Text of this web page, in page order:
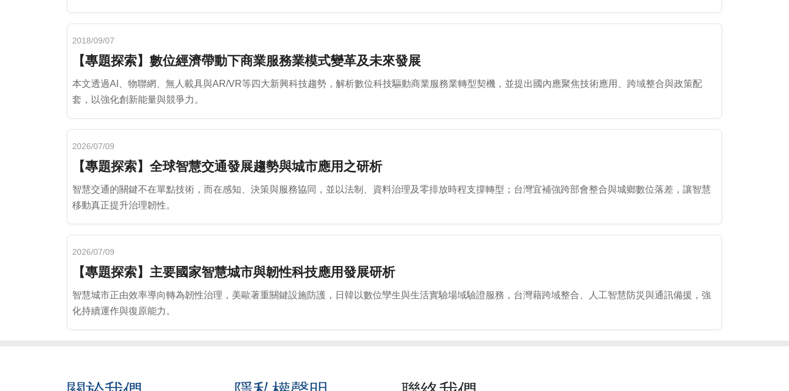
2018/09/07
【專題探索】數位經濟帶動下商業服務業模式變革及未來發展
本文透過AI、物聯網、無人載具與AR/VR等四大新興科技趨勢，解析數位科技驅動商業服務業轉型契機，並提出國內應聚焦技術應用、跨域整合與政策配
套，以強化創新能量與競爭力。
2026/07/09
【專題探索】全球智慧交通發展趨勢與城市應用之研析
智慧交通的關鍵不在單點技術，而在感知、決策與服務協同，並以法制、資料治理及零排放時程支撐轉型；台灣宜補強跨部會整合與城鄉數位落差，讓智慧
移動真正提升治理韌性。
2026/07/09
【專題探索】主要國家智慧城市與韌性科技應用發展研析
智慧城市正由效率導向轉為韌性治理，美歐著重關鍵設施防護，日韓以數位孿生與生活實驗場域驗證服務，台灣藉跨域整合、人工智慧防災與通訊備援，強
化持續運作與復原能力。